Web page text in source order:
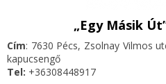
„Egy Másik
Cím: 7630 Pécs, Zsolnay Vilmos
kapucsengő
Tel: +36308448917